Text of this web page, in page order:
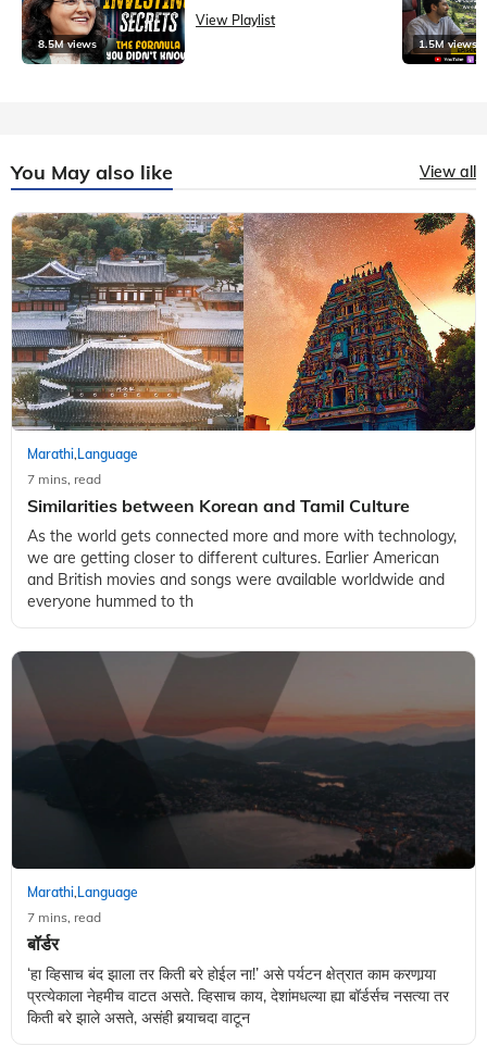
8.5M views
View Playlist
1.5M views
You May also like View all
Marathi, Language
7 mins, read
Similarities between Korean and Tamil Culture
As the world gets connected more and more with technology,
we are getting closer to different cultures. Earlier American
and British movies and songs were available worldwide and
everyone hummed to th
Marathi, Language
7 mins, read
बॉर्डर
‘हा व्हिसाच बंद झाला तर किती बरे होईल ना!’ असे पर्यटन क्षेत्रात काम करणार्‍या
प्रत्येकाला नेहमीच वाटत असते. व्हिसाच काय, देशांमधल्या ह्या बॉर्डर्सच नसत्या तर
किती बरे झाले असते, असंही बर्‍याचदा वाटून